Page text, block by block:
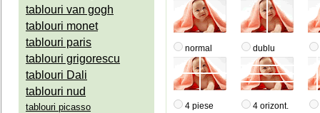
tablouri van gogh
tablouri monet
tablouri paris
tablouri grigorescu
tablouri Dali
tablouri nud
tablouri picasso
normal dublu
4 piese 4 orizont.